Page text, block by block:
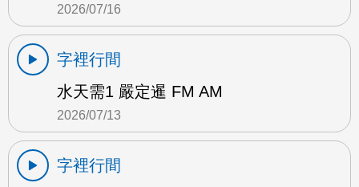
2026/07/16
字裡行間
水天需1 嚴定暹 FM AM
2026/07/13
字裡行間